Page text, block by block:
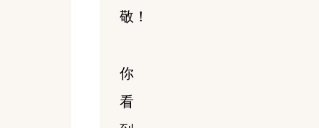
敬！
你
看